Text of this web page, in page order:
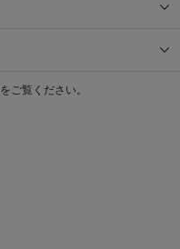
をご覧ください。